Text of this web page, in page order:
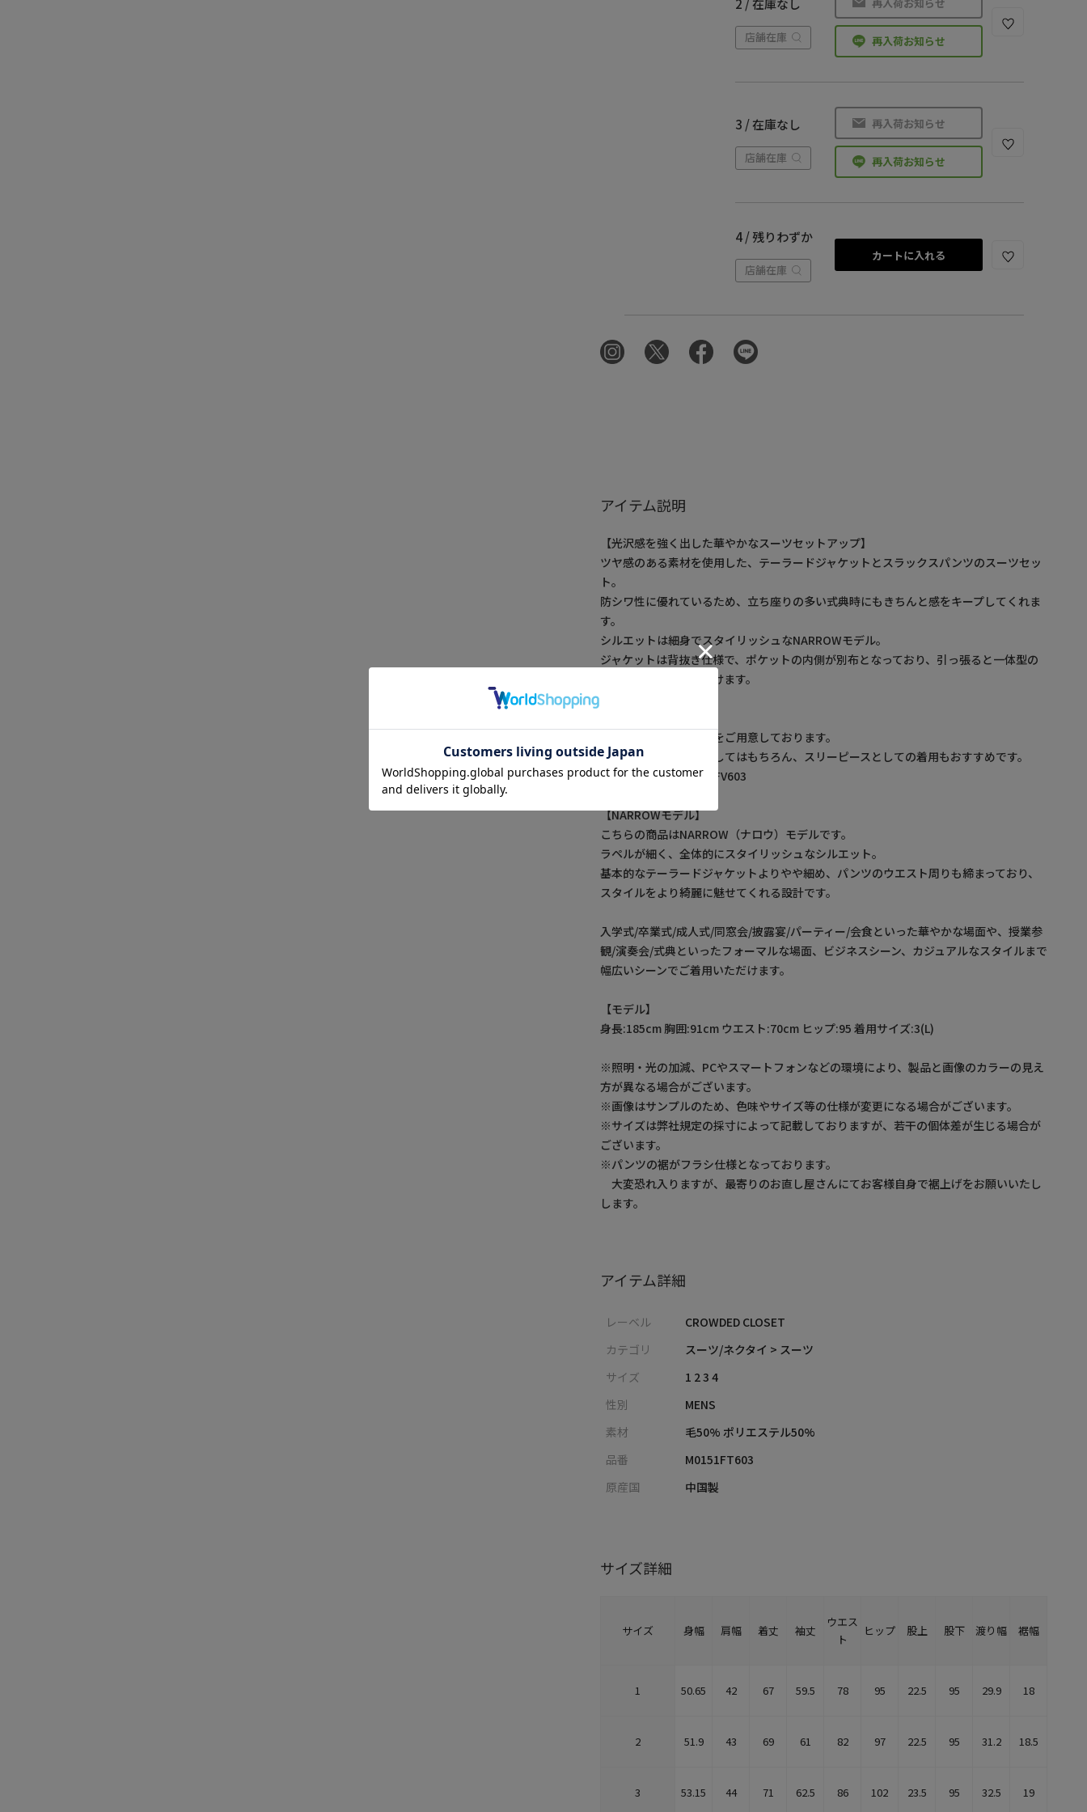
2 / 在庫なし
店舗在庫 再入荷お知らせ
3 / 在庫なし
店舗在庫
再入荷お知らせ
再入荷お知らせ
4 / 残りわずか
店舗在庫
カートに入れる
アイテム説明
【光沢感を強く出した華やかなスーツセットアップ】
ツヤ感のある素材を使用した、テーラードジャケットとスラックスパンツのスーツセッ
ト。
防シワ性に優れているため、立ち座りの多い式典時にもきちんと感をキープしてくれま
す。
シルエットは細身でスタイリッシュなNARROWモデル。
ジャケットは背抜き仕様で、ポケットの内側が別布となっており、引っ張ると一体型の
チーフとしてお使い頂けます。
同柄、同素材のベストをご用意しております。
スーツセットアップとしてはもちろん、スリーピースとしての着用もおすすめです。
メーカー品番：M0151FV603
【NARROWモデル】
こちらの商品はNARROW（ナロウ）モデルです。
ラペルが細く、全体的にスタイリッシュなシルエット。
基本的なテーラードジャケットよりやや細め、パンツのウエスト周りも締まっており、
スタイルをより綺麗に魅せてくれる設計です。
入学式/卒業式/成人式/同窓会/披露宴/パーティー/会食といった華やかな場面や、授業参
観/演奏会/式典といったフォーマルな場面、ビジネスシーン、カジュアルなスタイルまで
幅広いシーンでご着用いただけます。
【モデル】
身長:185cm 胸囲:91cm ウエスト:70cm ヒップ:95 着用サイズ:3(L)
※照明・光の加減、PCやスマートフォンなどの環境により、製品と画像のカラーの見え
方が異なる場合がございます。
※画像はサンプルのため、色味やサイズ等の仕様が変更になる場合がございます。
※サイズは弊社規定の採寸によって記載しておりますが、若干の個体差が生じる場合が
ございます。
※パンツの裾がフラシ仕様となっております。
大変恐れ入りますが、最寄りのお直し屋さんにてお客様自身で裾上げをお願いいたし
します。
アイテム詳細
レーベル
CROWDED CLOSET
カテゴリ
スーツ/ネクタイ > スーツ
サイズ
1 2 3 4
性別
MENS
素材
毛50% ポリエステル50%
品番
M0151FT603
原産国
中国製
サイズ詳細
サイズ 身幅 肩幅 着丈 袖丈
ウエス
ト
ヒップ 股上 股下 渡り幅 裾幅
1 50.65 42 67 59.5 78 95 22.5 95 29.9 18
2 51.9 43 69 61 82 97 22.5 95 31.2 18.5
3 53.15 44 71 62.5 86 102 23.5 95 32.5 19